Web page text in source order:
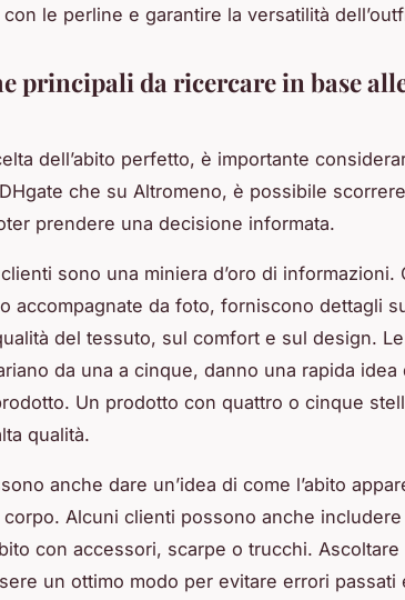
le perline e garantire la versatilità
principali da ricercare in base
dell’abito perfetto, è importante
che su Altromeno, è possibile
prendere una decisione informata.
sono una miniera d’oro di informazioni.
accompagnate da foto, forniscono dettagli
del tessuto, sul comfort e sul design.
da una a cinque, danno una rapida idea
Un prodotto con quattro o cinque
qualità.
anche dare un’idea di come l’abito
Alcuni clienti possono anche
con accessori, scarpe o trucchi. Ascoltare
un ottimo modo per evitare errori passati